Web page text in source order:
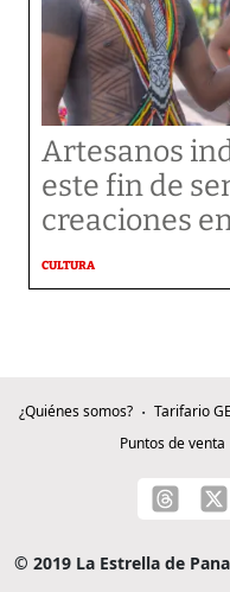
Artesanos
este fin de
creaciones
CULTURA
¿Quiénes somos? Tarifario
Puntos de venta
© 2019 La Estrella de